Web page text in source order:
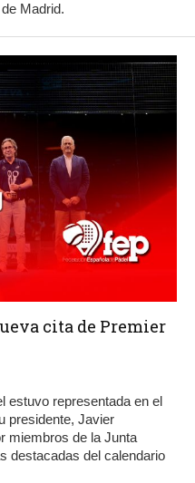
Madrid.
cita de Premier
estuvo representada en el
presidente, Javier
miembros de la Junta
destacadas del calendario